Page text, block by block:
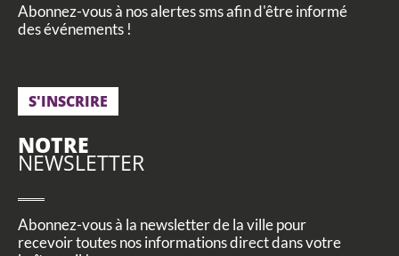
Abonnez-vous à nos alertes sms afin d'être informé
des événements !
S'INSCRIRE
NOTRE
NEWSLETTER
Abonnez-vous à la newsletter de la ville pour
recevoir toutes nos informations direct dans votre